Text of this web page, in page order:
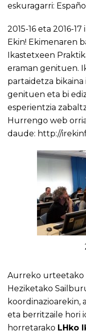
eskuragarri: Español
2015-16 eta 2016-
Ekin! Ekimenaren
Ikastetxeen
eraman genituen.
partaidetza bikaina
genituen eta bi
esperientzia
Hurrengo web
daude: http://
Aurreko urteetako
Heziketako
koordinazioarekin,
eta berritzaile hori
horretarako LHko